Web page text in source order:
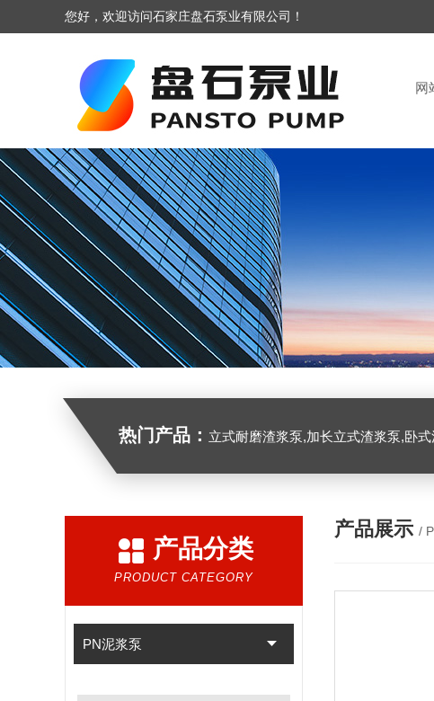
您好，欢迎访问石家庄盘石泵业有限公司！
网
热门产品： 立式耐磨渣浆泵,加长立式渣浆泵,卧式
产品分类
PRODUCT CATEGORY
PN泥浆泵
产品展示 /